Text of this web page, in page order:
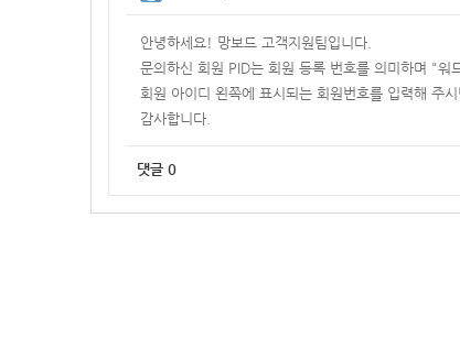
안녕하세요! 망보드 고객지원팀입니다.
문의하신 회원 PID는 회원 등록 번호를 의미하며 "
회원 아이디 왼쪽에 표시되는 회원번호를 입력해 주
감사합니다.
댓글 0